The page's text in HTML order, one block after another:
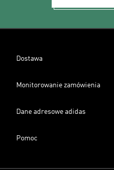
Dostawa
Monitorowanie zamówienia
Dane adresowe adidas
Pomoc